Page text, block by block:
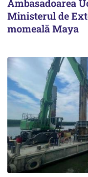
Ambasadoarea
Ministerul de
momeală Maya